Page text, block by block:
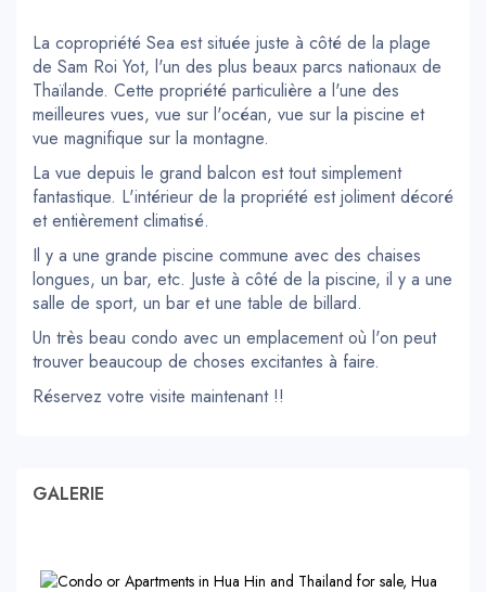
La copropriété Sea est située juste à côté de la plage
de Sam Roi Yot, l'un des plus beaux parcs nationaux de
Thaïlande. Cette propriété particulière a l'une des
meilleures vues, vue sur l'océan, vue sur la piscine et
vue magnifique sur la montagne.
La vue depuis le grand balcon est tout simplement
fantastique. L'intérieur de la propriété est joliment décoré
et entièrement climatisé.
Il y a une grande piscine commune avec des chaises
longues, un bar, etc. Juste à côté de la piscine, il y a une
salle de sport, un bar et une table de billard.
Un très beau condo avec un emplacement où l'on peut
trouver beaucoup de choses excitantes à faire.
Réservez votre visite maintenant !!
GALERIE